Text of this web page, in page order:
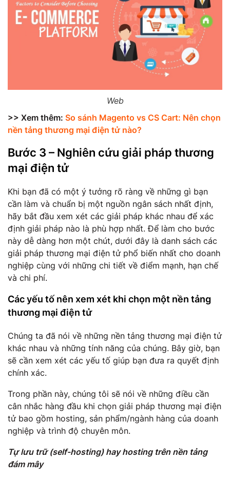
Web
>> Xem thêm: So sánh Magento vs CS Cart: Nên chọn
nền tảng thương mại điện tử nào?
Bước 3 – Nghiên cứu giải pháp thương
mại điện tử
Khi bạn đã có một ý tưởng rõ ràng về những gì bạn
cần làm và chuẩn bị một nguồn ngân sách nhất định,
hãy bắt đầu xem xét các giải pháp khác nhau để xác
định giải pháp nào là phù hợp nhất. Để làm cho bước
này dễ dàng hơn một chút, dưới đây là danh sách các
giải pháp thương mại điện tử phổ biến nhất cho doanh
nghiệp cùng với những chi tiết về điểm mạnh, hạn chế
và chi phí.
Các yếu tố nên xem xét khi chọn một nền tảng
thương mại điện tử
Chúng ta đã nói về những nền tảng thương mại điện tử
khác nhau và những tính năng của chúng. Bây giờ, bạn
sẽ cần xem xét các yếu tố giúp bạn đưa ra quyết định
chính xác.
Trong phần này, chúng tôi sẽ nói về những điều cần
cân nhắc hàng đầu khi chọn giải pháp thương mại điện
tử bao gồm hosting, sản phẩm/ngành hàng của doanh
nghiệp và trình độ chuyên môn.
Tự lưu trữ (self-hosting) hay hosting trên nền tảng
đám mây